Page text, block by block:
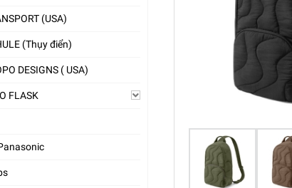
(USA)
(Thụy điển)
DESIGNS ( USA)
FLASK